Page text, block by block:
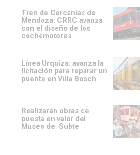
Tren de Cercanías de
Mendoza: CRRC avanza
con el diseño de los
cochemotores
Línea Urquiza: avanza la
licitación para reparar un
puente en Villa Bosch
Realizarán obras de
puesta en valor del
Museo del Subte